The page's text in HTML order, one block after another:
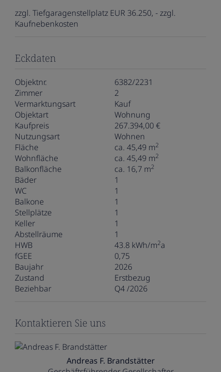
zzgl. Tiefgaragenstellplatz EUR 36.250, - zzgl.
Kaufnebenkosten
Eckdaten
Objektnr.
6382/2231
Zimmer
2
Vermarktungsart
Kauf
Objektart
Wohnung
Kaufpreis
267.394,00 €
Nutzungsart
Wohnen
Fläche
ca. 45,49 m2
Wohnfläche ca. 45,49 m2
Balkonfläche ca. 16,7 m2
Bäder
1
WC
1
Balkone
1
Stellplätze
1
Keller
1
Abstellräume
1
HWB
43.8 kWh/m2a
fGEE
0,75
Baujahr
2026
Zustand
Erstbezug
Beziehbar
Q4 /2026
Kontaktieren Sie uns
Andreas F. Brandstätter